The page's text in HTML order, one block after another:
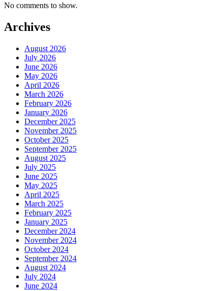
No comments to show.
Archives
August 2026
July 2026
June 2026
May 2026
April 2026
March 2026
February 2026
January 2026
December 2025
November 2025
October 2025
September 2025
August 2025
July 2025
June 2025
May 2025
April 2025
March 2025
February 2025
January 2025
December 2024
November 2024
October 2024
September 2024
August 2024
July 2024
June 2024